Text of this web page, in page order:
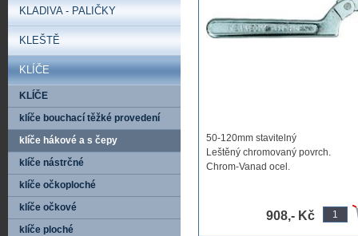
50-120mm, klíč nastavitelný
120mm, klíč hákový na
zářezem korunkové matice
50-120mm stavitelný
Leštěný chromovaný povrch.
Chrom-Vanad ocel.
908,- Kč
KLADIVA - PALIČKY
KLEŠTĚ
KLÍČE
KLÍČE
klíče bouchací těžké provedení
klíče hákové a s čepy
klíče nástrčné
klíče očkoploché
klíče očkové
klíče ploché